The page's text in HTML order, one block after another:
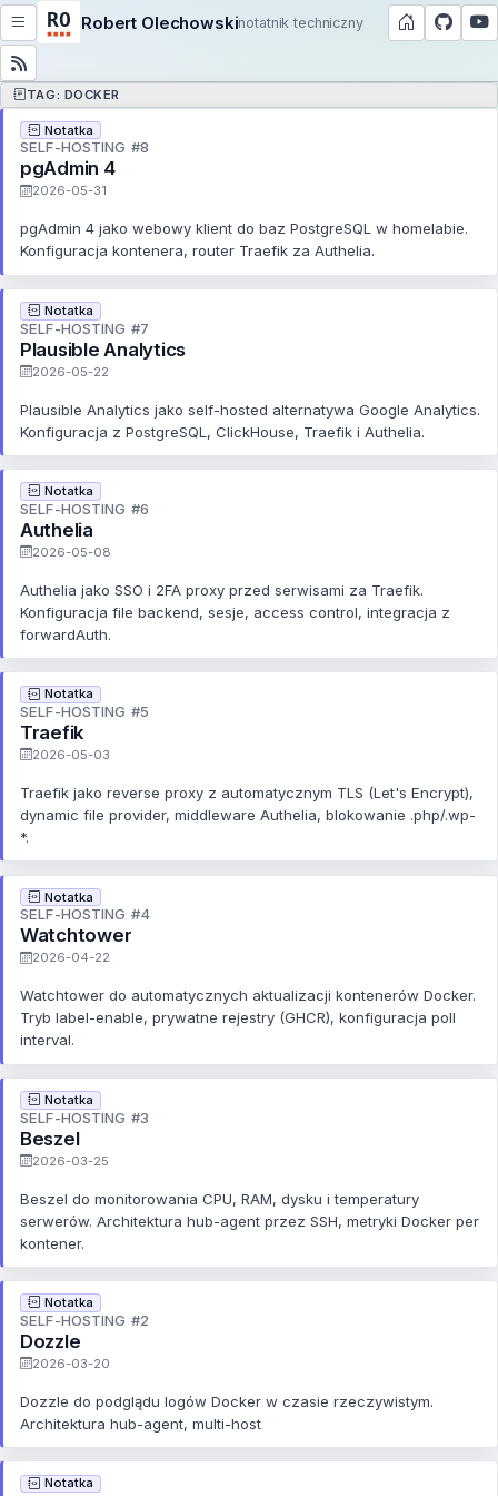
Robert Olechowskinotatnik techniczny
TAG: DOCKER
Notatka
SELF-HOSTING #8
pgAdmin 4
2026-05-31
pgAdmin 4 jako webowy klient do baz PostgreSQL w homelabie.
Konfiguracja kontenera, router Traefik za Authelia.
Notatka
SELF-HOSTING #7
Plausible Analytics
2026-05-22
Plausible Analytics jako self-hosted alternatywa Google Analytics.
Konfiguracja z PostgreSQL, ClickHouse, Traefik i Authelia.
Notatka
SELF-HOSTING #6
Authelia
2026-05-08
Authelia jako SSO i 2FA proxy przed serwisami za Traefik.
Konfiguracja file backend, sesje, access control, integracja z
forwardAuth.
Notatka
SELF-HOSTING #5
Traefik
2026-05-03
Traefik jako reverse proxy z automatycznym TLS (Let's Encrypt),
dynamic file provider, middleware Authelia, blokowanie .php/.wp-
*.
Notatka
SELF-HOSTING #4
Watchtower
2026-04-22
Watchtower do automatycznych aktualizacji kontenerów Docker.
Tryb label-enable, prywatne rejestry (GHCR), konfiguracja poll
interval.
Notatka
SELF-HOSTING #3
Beszel
2026-03-25
Beszel do monitorowania CPU, RAM, dysku i temperatury
serwerów. Architektura hub-agent przez SSH, metryki Docker per
kontener.
Notatka
SELF-HOSTING #2
Dozzle
2026-03-20
Dozzle do podglądu logów Docker w czasie rzeczywistym.
Architektura hub-agent, multi-host
Notatka